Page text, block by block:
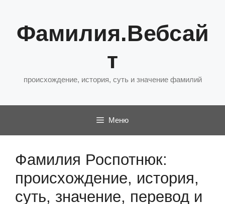
содержимому
Фамилия.Вебсай
т
происхождение, история, суть и значение фамилий
Меню
Фамилия Роспотнюк:
происхождение, история,
суть, значение, перевод и